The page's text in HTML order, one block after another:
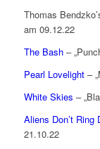
Thomas
am 09.12.22
The Bash–
Pearl Lovelight–
White Skies –
Aliens Don’t Ring
21.10.22